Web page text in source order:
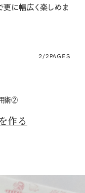
に幅広く楽しめま
2/2PAGES
術②
作る